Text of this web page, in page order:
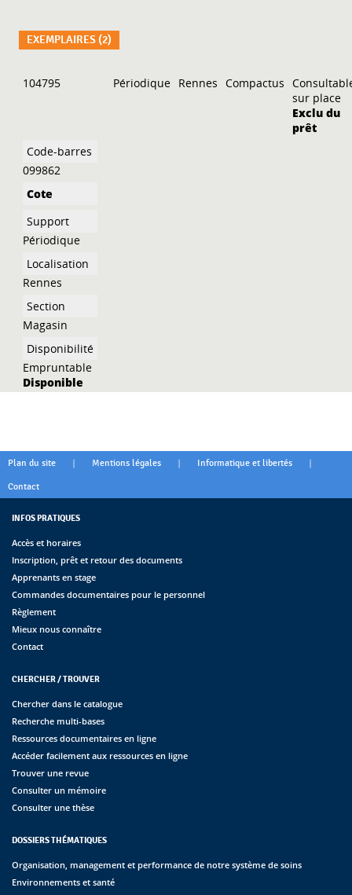
EXEMPLAIRES (2)
Liste des exemplaires
104795 Périodique Rennes Compactus
sur place
Exclu du
prêt
099862
Périodique
Rennes
Magasin
Empruntable
Disponible
Plan du site | Mentions légales | Informatique et libertés |
Contact
INFOS PRATIQUES
Accès et horaires
Inscription, prêt et retour des documents
Apprenants en stage
Commandes documentaires pour le personnel
Règlement
Mieux nous connaître
Contact
CHERCHER / TROUVER
Chercher dans le catalogue
Recherche multi-bases
Ressources documentaires en ligne
Accéder facilement aux ressources en ligne
Trouver une revue
Consulter un mémoire
Consulter une thèse
DOSSIERS THÉMATIQUES
Organisation, management et performance de notre système de soins
Environnements et santé